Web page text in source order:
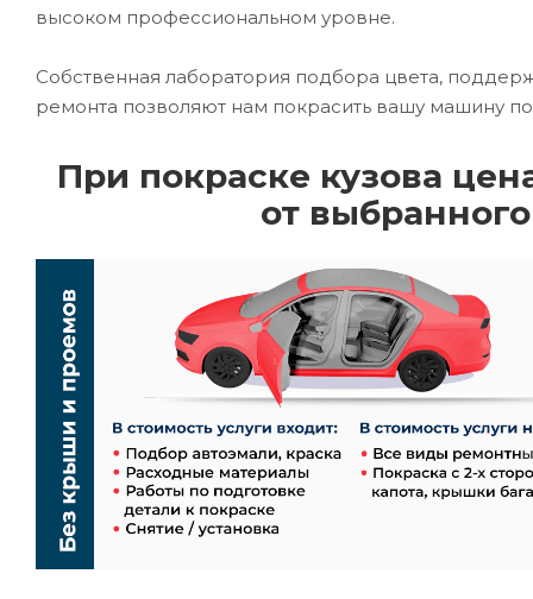
высоком профессиональном уровне.
Собственная лаборатория подбора цвета,
ремонта позволяют нам покрасить вашу машину
При покраске кузова
от